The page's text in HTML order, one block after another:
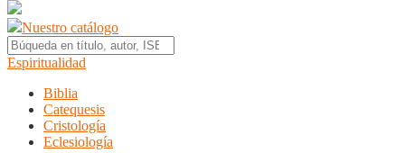
Nuestro catálogo
Espiritualidad
Biblia
Catequesis
Cristología
Eclesiología